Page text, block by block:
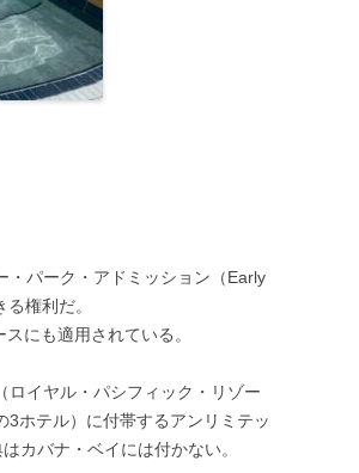
・パーク・アドミッション（Early
権利だ。
にも適用されている。
ロイヤル・パシフィック・リゾー
3ホテル）に付帯するアンリミテッ
カバナ・ベイには付かない。